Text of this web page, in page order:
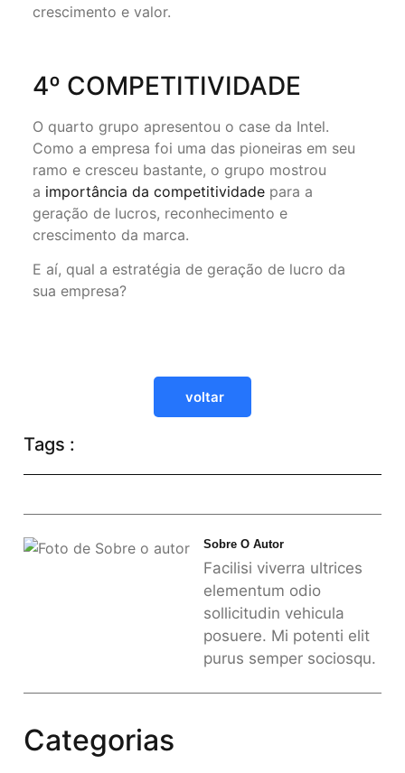
crescimento e valor.⁠
4º COMPETITIVIDADE
O quarto grupo apresentou o case da Intel.
Como a empresa foi uma das pioneiras em seu
ramo e cresceu bastante, o grupo mostrou
a importância da competitividade para a
geração de lucros, reconhecimento e
crescimento da marca.⁠
E aí, qual a estratégia de geração de lucro da
sua empresa?⁠
voltar
Tags :
Sobre O Autor
Facilisi viverra ultrices
elementum odio
sollicitudin vehicula
posuere. Mi potenti elit
purus semper sociosqu.
Categorias